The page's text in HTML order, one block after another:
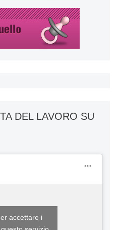
DEL LAVORO SU
accettare i